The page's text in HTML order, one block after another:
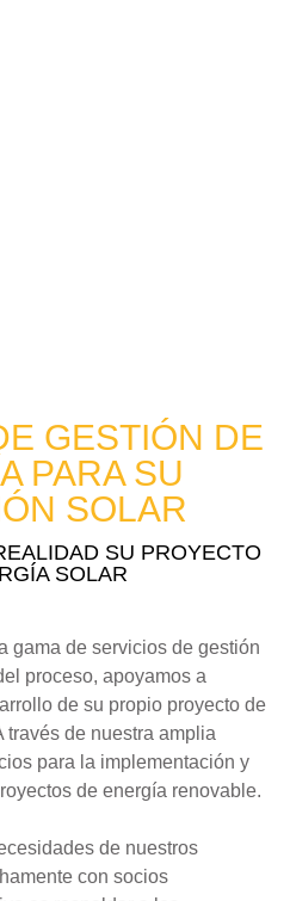
GESTIÓN DE
PARA SU
SOLAR
SU PROYECTO
SOLAR
gama de servicios de gestión
proceso, apoyamos a
de su propio proyecto de
través de nuestra amplia
para la implementación y
de energía renovable.
de nuestros
con socios